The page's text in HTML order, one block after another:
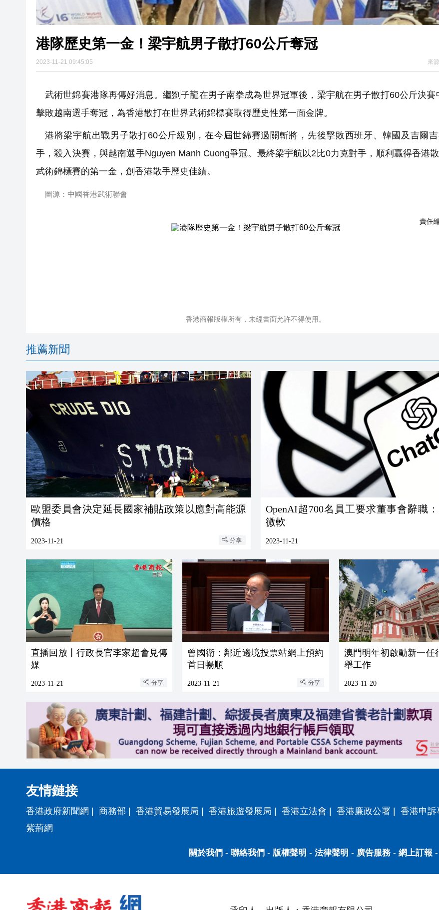
港隊歷史第一金！梁宇航男子散打60公斤奪冠
2023-11-21 09:45:05 來
武術世錦賽港隊再傳好消息。繼劉子龍在男子南拳成為世界冠軍後，梁宇航在男子散打60公斤決賽
擊敗越南選手奪冠，為香港散打在世界武術錦標賽取得歴史性第一面金牌。
港將梁宇航出戰男子散打60公斤級別，在今屆世錦賽過關斬將，先後擊敗西班牙、韓國及吉爾
手，殺入決賽，與越南選手Nguyen Manh Cuong爭冠。最終梁宇航以2比0力克對手，順利贏得香港
武術錦標賽的第一金，創香港散手歷史佳績。
圖源：中國香港武術聯會
責任
香港商報版權所有，未經書面允許不得使用。
推薦新聞
歐盟委員會決定延長國家補貼政策以應對高能源
價格
2023-11-21 分享
OpenAI超700名員工要求董事會辭職
微軟
2023-11-21
直播回放丨行政長官李家超會見傳
媒
2023-11-21 分享
曾國衛：鄰近邊境投票站網上預約
首日暢順
2023-11-21 分享
澳門明年初啟動新一任
舉工作
2023-11-20
友情鏈接
香港政府新聞網 | 商務部 | 香港貿易發展局 | 香港旅遊發展局 | 香港立法會 | 香港廉政公署 | 香港申訴
紫荊網
關於我們 - 聯絡我們 - 版權聲明 - 法律聲明 - 廣告服務- 網上訂報 -